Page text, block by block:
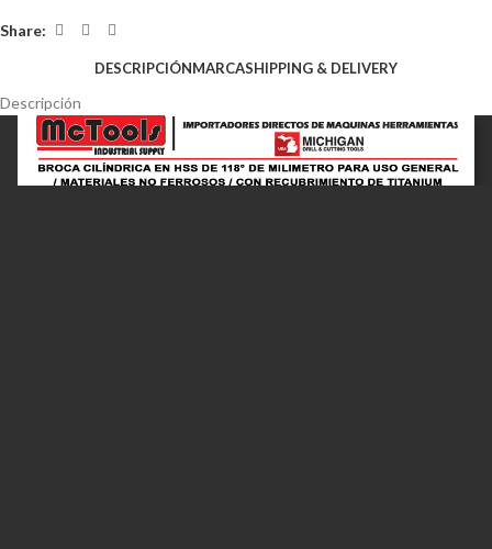
Share:
DESCRIPCIÓNMARCASHIPPING & DELIVERY
Descripción